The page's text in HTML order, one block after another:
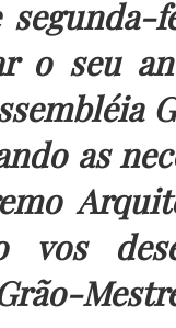
o seu
as
vos